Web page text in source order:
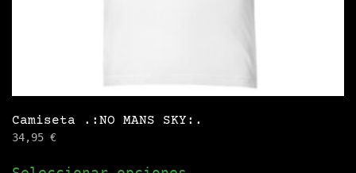
Camiseta .:NO MANS SKY:.
34,95 €